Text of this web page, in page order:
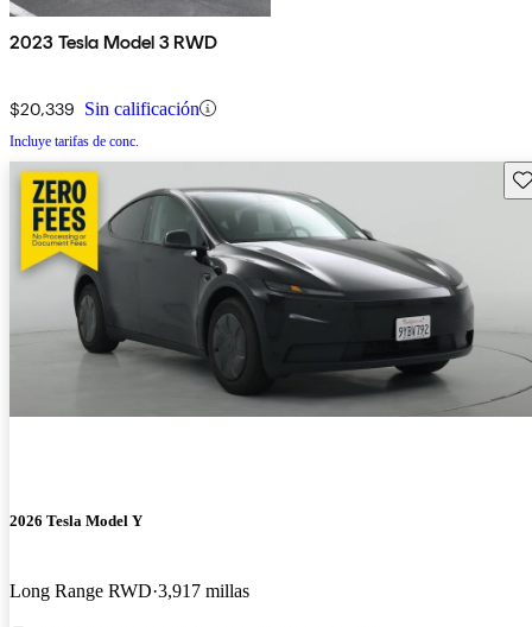
2023 Tesla Model 3 RWD
$20,339 Sin calificación
Incluye tarifas de conc.
2026 Tesla Model Y
Long Range RWD 3,917 millas